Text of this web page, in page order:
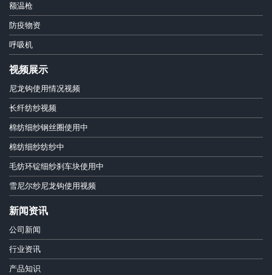
额温枪
防疫物资
呼吸机
视频展示
尼龙钩使用情况视频
长纤纺纱视频
棉纺细纱钢丝圈使用中
棉纺细纱纺纱中
毛纺环锭细纱刹车块使用中
雪尼尔纱尼龙钩使用视频
新闻资讯
公司新闻
行业资讯
产品知识